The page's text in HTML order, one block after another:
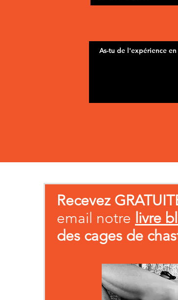
Recevez
email notre livre
des cages de